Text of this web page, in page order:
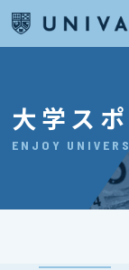
大学ス
ENJOY